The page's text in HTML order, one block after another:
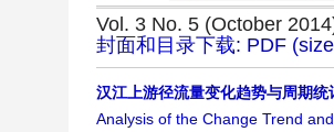
Vol. 3 No. 5 (October
封面和目录下载: PDF
汉江上游径流量变化趋势与周期统
Analysis of the Change Trend